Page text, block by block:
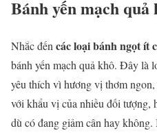
Bánh yến mạch quả
Nhắc đến các loại bánh ngọt ít
bánh yến mạch quả khô. Đây là
yêu thích vì hương vị thơm
với khẩu vị của nhiều đối tượng,
dù có đang giảm cân hay